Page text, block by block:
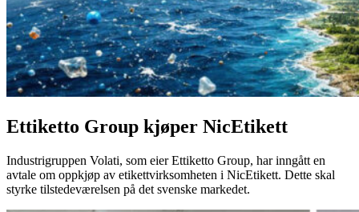
Ettiketto Group kjøper NicEtikett
Industrigruppen Volati, som eier Ettiketto Group, har inngått en
avtale om oppkjøp av etikettvirksomheten i NicEtikett. Dette skal
styrke tilstedeværelsen på det svenske markedet.